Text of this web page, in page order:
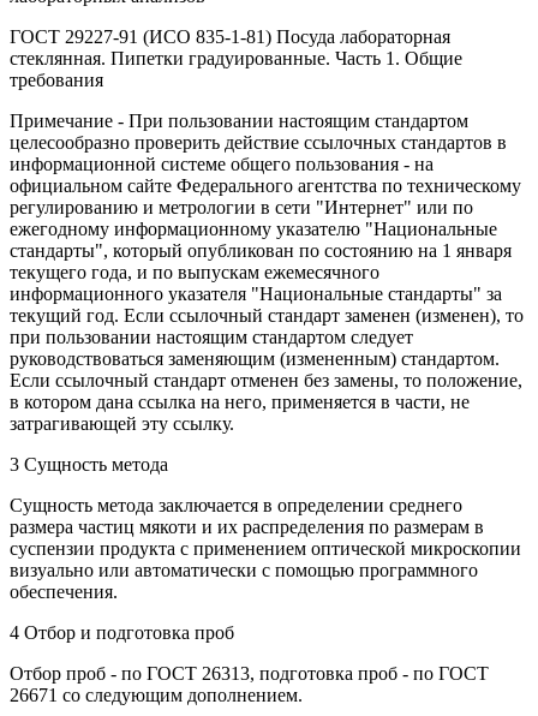
ГОСТ 29227-91 (ИСО 835-1-81) Посуда лабораторная
стеклянная. Пипетки градуированные. Часть 1. Общие
требования
Примечание - При пользовании настоящим стандартом
целесообразно проверить действие ссылочных стандартов в
информационной системе общего пользования - на
официальном сайте Федерального агентства по техническому
регулированию и метрологии в сети "Интернет" или по
ежегодному информационному указателю "Национальные
стандарты", который опубликован по состоянию на 1 января
текущего года, и по выпускам ежемесячного
информационного указателя "Национальные стандарты" за
текущий год. Если ссылочный стандарт заменен (изменен), то
при пользовании настоящим стандартом следует
руководствоваться заменяющим (измененным) стандартом.
Если ссылочный стандарт отменен без замены, то положение,
в котором дана ссылка на него, применяется в части, не
затрагивающей эту ссылку.
3 Сущность метода
Сущность метода заключается в определении среднего
размера частиц мякоти и их распределения по размерам в
суспензии продукта с применением оптической микроскопии
визуально или автоматически с помощью программного
обеспечения.
4 Отбор и подготовка проб
Отбор проб - по ГОСТ 26313, подготовка проб - по ГОСТ
26671 со следующим дополнением.